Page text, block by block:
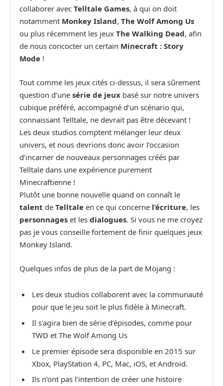
collaborer avec Telltale Games, à qui on doit
notamment Monkey Island, The Wolf Among Us
ou plus récemment les jeux The Walking Dead, afin
de nous concocter un certain Minecraft : Story
Mode !
Tout comme les jeux cités ci-dessus, il sera sûrement
question d’une série de jeux basé sur notre univers
cubique préféré, accompagné d’un scénario qui,
connaissant Telltale, ne devrait pas être décevant !
Les deux studios comptent mélanger leur deux
univers, et nous devrions donc avoir l’occasion
d’incarner de nouveaux personnages créés par
Telltale dans une expérience purement
Minecraftienne !
Plutôt une bonne nouvelle quand on connaît le
talent de Telltale en ce qui concerne l’écriture, les
personnages et les dialogues. Si vous ne me croyez
pas je vous conseille fortement de finir quelques jeux
Monkey Island.
Quelques infos de plus de la part de Mojang :
Les deux studios collaborent avec la communauté
pour que le jeu soit le plus fidèle à Minecraft.
Il s’agira bien de série d’épisodes, comme pour
TWD et The Wolf Among Us
Le premier épisode sera disponible en 2015 sur
Xbox, PlayStation 4, PC, Mac, iOS, et Android.
Ils n’ont pas l’intention de créer une histoire